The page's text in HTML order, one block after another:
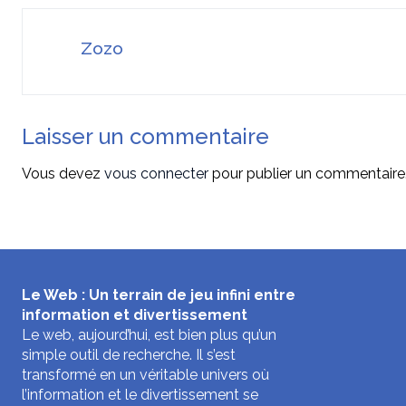
Zozo
Laisser un commentaire
Vous devez vous connecter pour publier un
Le Web : Un terrain de jeu infini entre
information et divertissement
Le web, aujourd’hui, est bien plus qu’un
simple outil de recherche. Il s’est
transformé en un véritable univers où
l’information et le divertissement se